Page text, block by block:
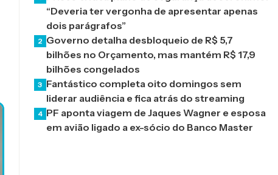
“Deveria ter vergonha de apresentar apenas
dois parágrafos”
2 Governo detalha desbloqueio de R$ 5,7
bilhões no Orçamento, mas mantém R$ 17,9
bilhões congelados
3 Fantástico completa oito domingos sem
liderar audiência e fica atrás do streaming
4 PF aponta viagem de Jaques Wagner e esposa
em avião ligado a ex-sócio do Banco Master